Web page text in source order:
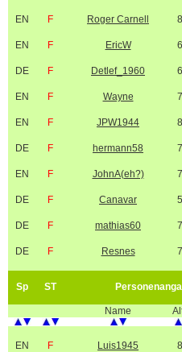
EN F Roger Carnell
EN F EricW
DE F Detlef_1960
EN F Wayne
EN F JPW1944
DE F hermann58
EN F JohnA(eh?)
DE F Canavar
DE F mathias60
DE F Resnes
Sp ST
Name
EN F Luis1945